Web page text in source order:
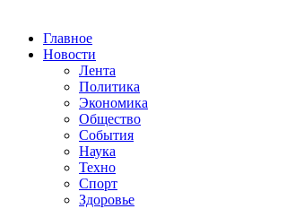
Главное
Новости
Лента
Политика
Экономика
Общество
События
Наука
Техно
Спорт
Здоровье